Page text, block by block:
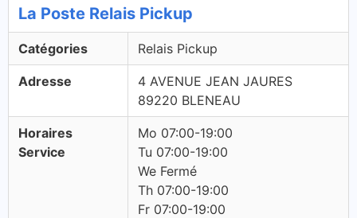
La Poste Relais Pickup
Catégories Relais Pickup
Adresse
4 AVENUE JEAN JAURES
89220 BLENEAU
Horaires
Service
Mo 07:00-19:00
Tu 07:00-19:00
We Fermé
Th 07:00-19:00
Fr 07:00-19:00